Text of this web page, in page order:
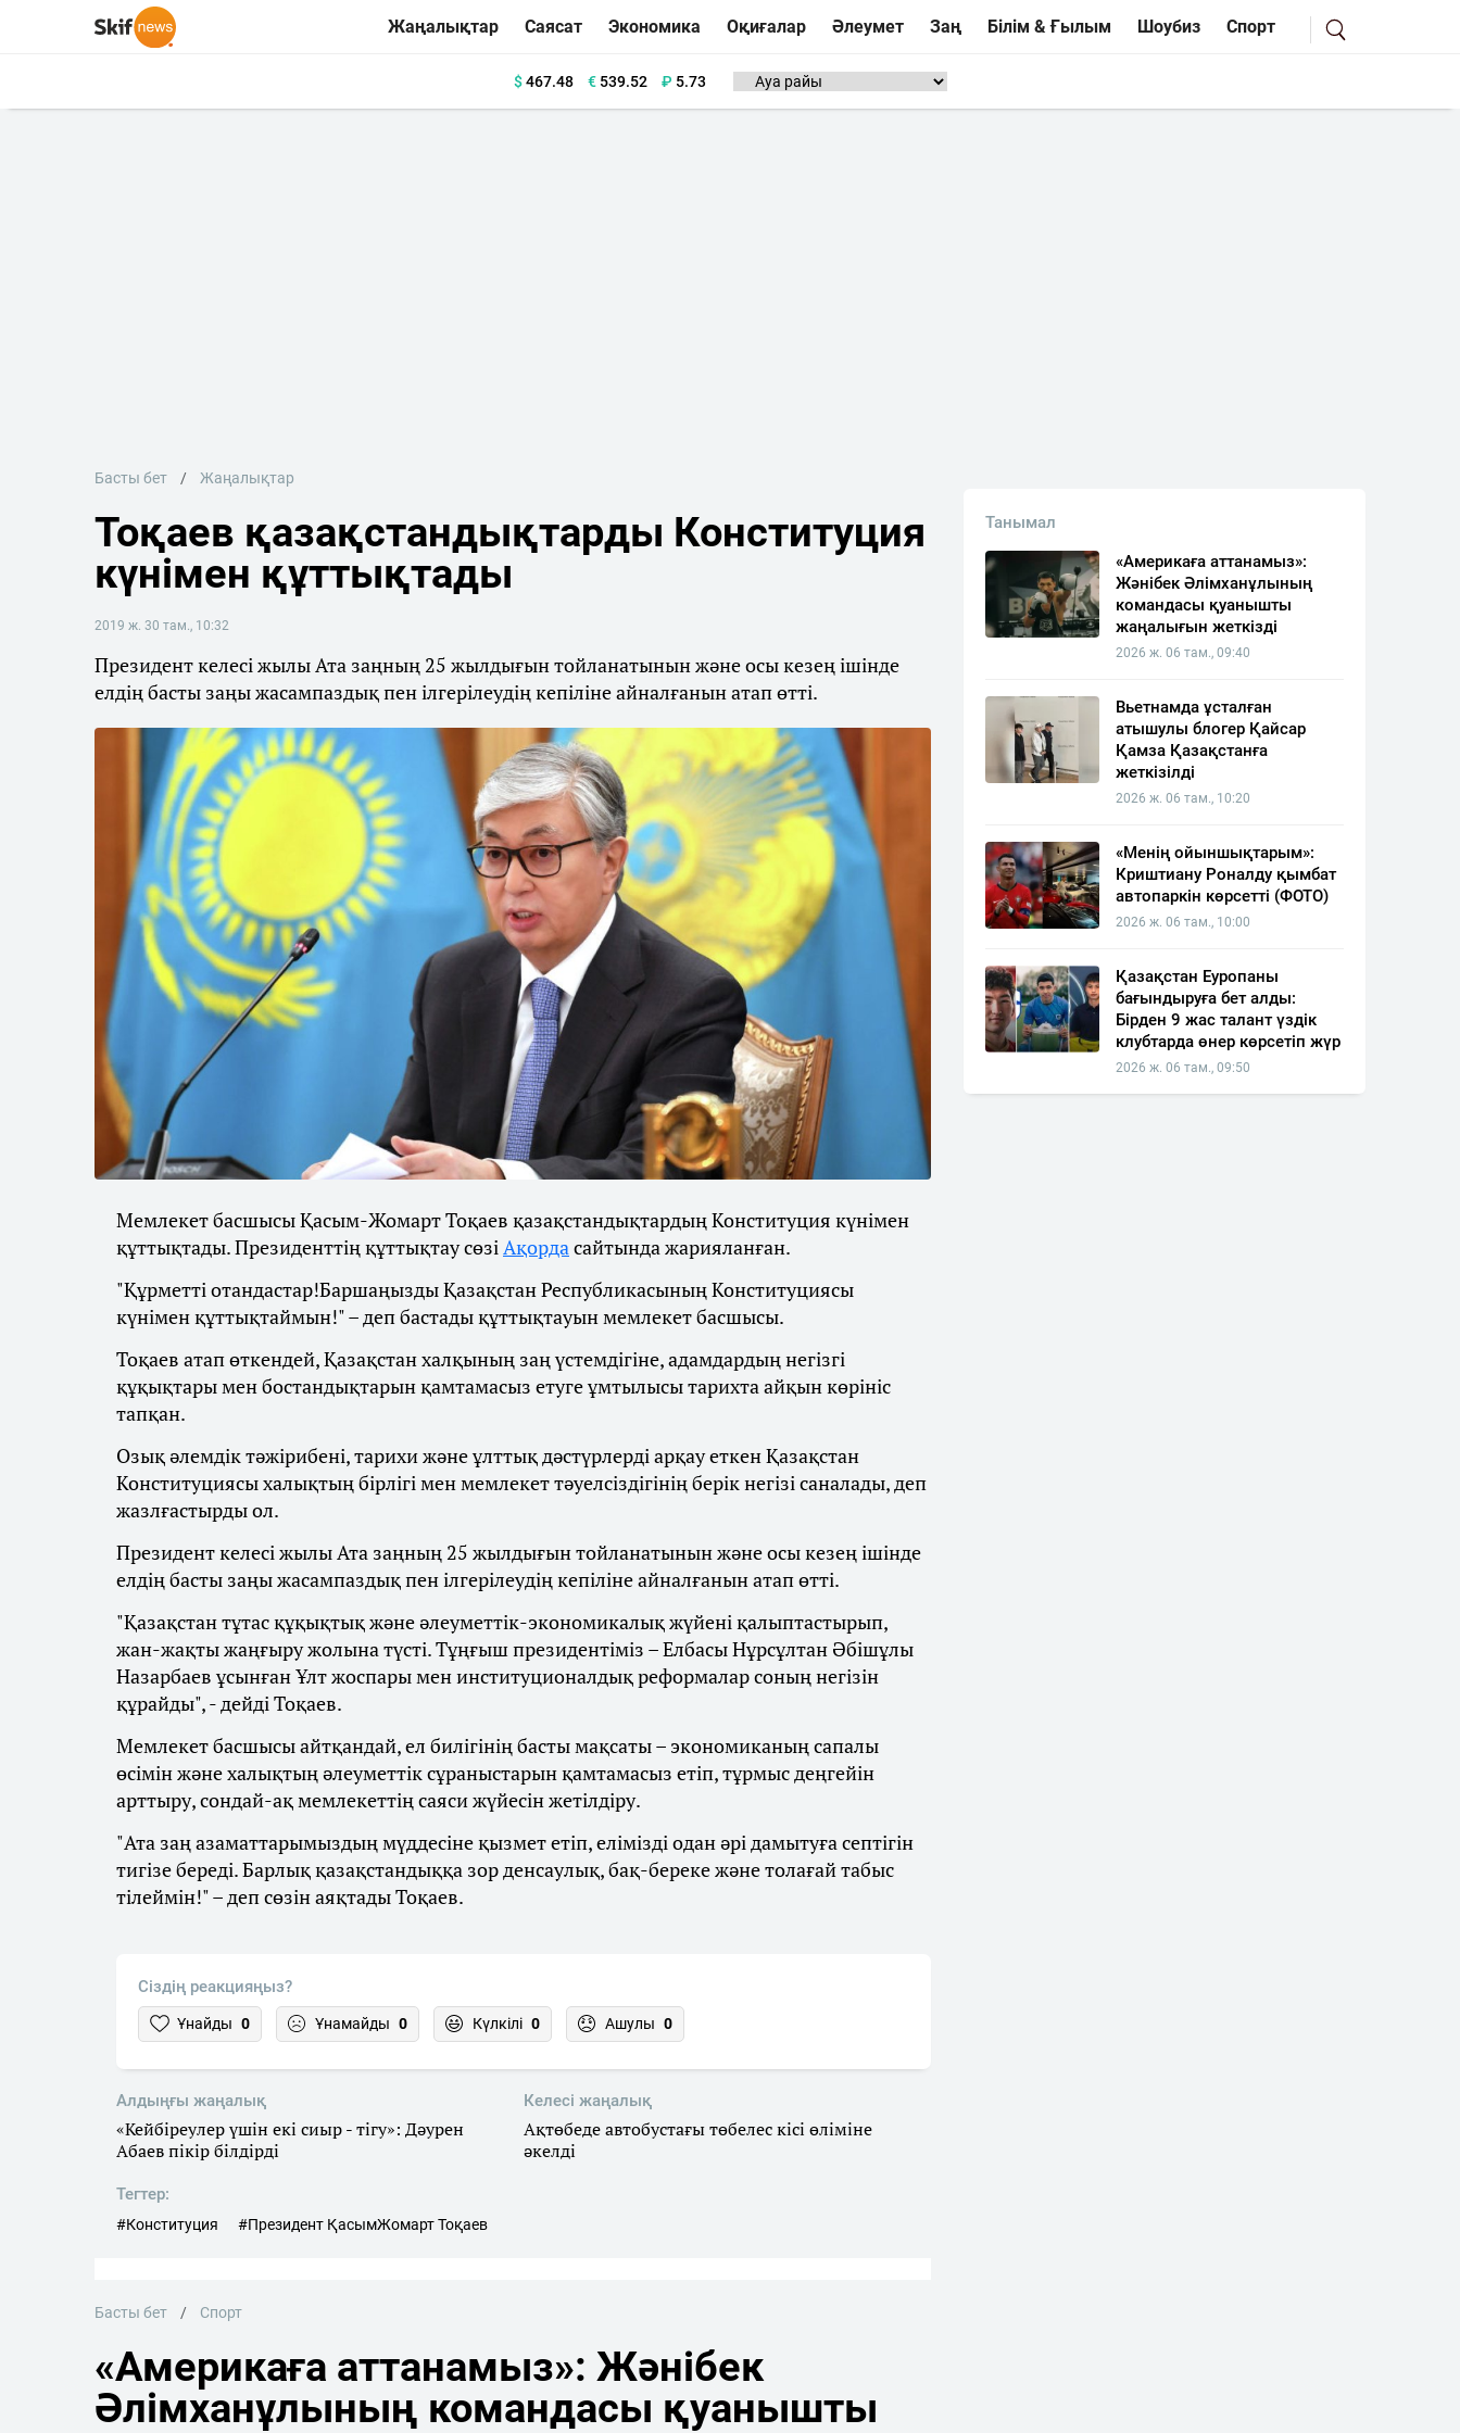
Жаңалықтар Саясат Экономика Оқиғалар Әлеумет Заң Білім & Ғылым Шоубиз Спорт
$467.48 €539.52 ₽ 5.73
Басты бет Жаңалықтар
Тоқаев қазақстандықтарды Конституция
күнімен құттықтады
2019 ж. 30 там., 10:32
Президент келесі жылы Ата заңның 25 жылдығын тойланатынын және осы кезең ішінде
елдің басты заңы жасампаздық пен ілгерілеудің кепіліне айналғанын атап өтті.
Мемлекет басшысы Қасым-Жомарт Тоқаев қазақстандықтардың Конституция күнімен
құттықтады. Президенттің құттықтау сөзіАқордасайтында жарияланған.
"Құрметті отандастар!Баршаңызды Қазақстан Республикасының Конституциясы
күнімен құттықтаймын!" – деп бастады құттықтауын мемлекет басшысы.
Тоқаев атап өткендей, Қазақстан халқының заң үстемдігіне, адамдардың негізгі
құқықтары мен бостандықтарын қамтамасыз етуге ұмтылысы тарихта айқын көрініс
тапқан.
Озық әлемдік тәжірибені, тарихи және ұлттық дәстүрлерді арқау еткен Қазақстан
Конституциясы халықтың бірлігі мен мемлекет тәуелсіздігінің берік негізі саналады, деп
жазлғастырды ол.
Президент келесі жылы Ата заңның 25 жылдығын тойланатынын және осы кезең ішінде
елдің басты заңы жасампаздық пен ілгерілеудің кепіліне айналғанын атап өтті.
"Қазақстан тұтас құқықтық және әлеуметтік-экономикалық жүйені қалыптастырып,
жан-жақты жаңғыру жолына түсті. Тұңғыш президентіміз – Елбасы Нұрсұлтан Әбішұлы
Назарбаев ұсынған Ұлт жоспары мен институционалдық реформалар соның негізін
құрайды", - дейді Тоқаев.
Мемлекет басшысы айтқандай, ел билігінің басты мақсаты – экономиканың сапалы
өсімін және халықтың әлеуметтік сұраныстарын қамтамасыз етіп, тұрмыс деңгейін
арттыру, сондай-ақ мемлекеттің саяси жүйесін жетілдіру.
"Ата заң азаматтарымыздың мүддесіне қызмет етіп, елімізді одан әрі дамытуға септігін
тигізе береді. Барлық қазақстандыққа зор денсаулық, бақ-береке және толағай табыс
тілеймін!" – деп сөзін аяқтады Тоқаев.
Сіздің реакцияңыз?
Ұнайды 0 Ұнамайды 0 Күлкілі 0 Ашулы 0
Алдыңғы жаңалық
«Кейбіреулер үшін екі сиыр - тігу»: Дәурен
Абаев пікір білдірді
Келесі жаңалық
Ақтөбеде автобустағы төбелес кісі өліміне
әкелді
Тегтер:
#Конституция #Президент ҚасымЖомарт Тоқаев
Басты бет Спорт
«Америкаға аттанамыз»: Жәнібек
Әлімханұлының командасы қуанышты
Танымал
«Америкаға аттанамыз»:
Жәнібек Әлімханұлының
командасы қуанышты
жаңалығын жеткізді
2026 ж. 06 там., 09:40
Вьетнамда ұсталған
атышулы блогер Қайсар
Қамза Қазақстанға
жеткізілді
2026 ж. 06 там., 10:20
«Менің ойыншықтарым»:
Криштиану Роналду қымбат
автопаркін көрсетті (ФОТО)
2026 ж. 06 там., 10:00
Қазақстан Еуропаны
бағындыруға бет алды:
Бірден 9 жас талант үздік
клубтарда өнер көрсетіп жүр
2026 ж. 06 там., 09:50